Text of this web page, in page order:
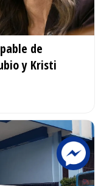
de
y Kristi